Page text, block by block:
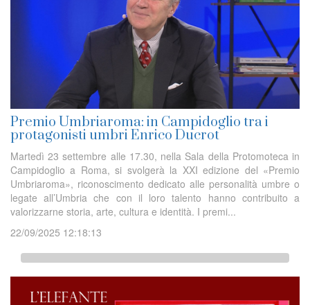
Premio Umbriaroma: in Campidoglio tra i
protagonisti umbri Enrico Ducrot
Martedì 23 settembre alle 17.30, nella Sala della Protomoteca in
Campidoglio a Roma, si svolgerà la XXI edizione del «Premio
Umbriaroma», riconoscimento dedicato alle personalità umbre o
legate all’Umbria che con il loro talento hanno contribuito a
valorizzarne storia, arte, cultura e identità. I premi...
22/09/2025 12:18:13